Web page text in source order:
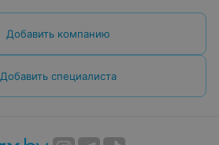
Добавить компанию
Добавить специалиста